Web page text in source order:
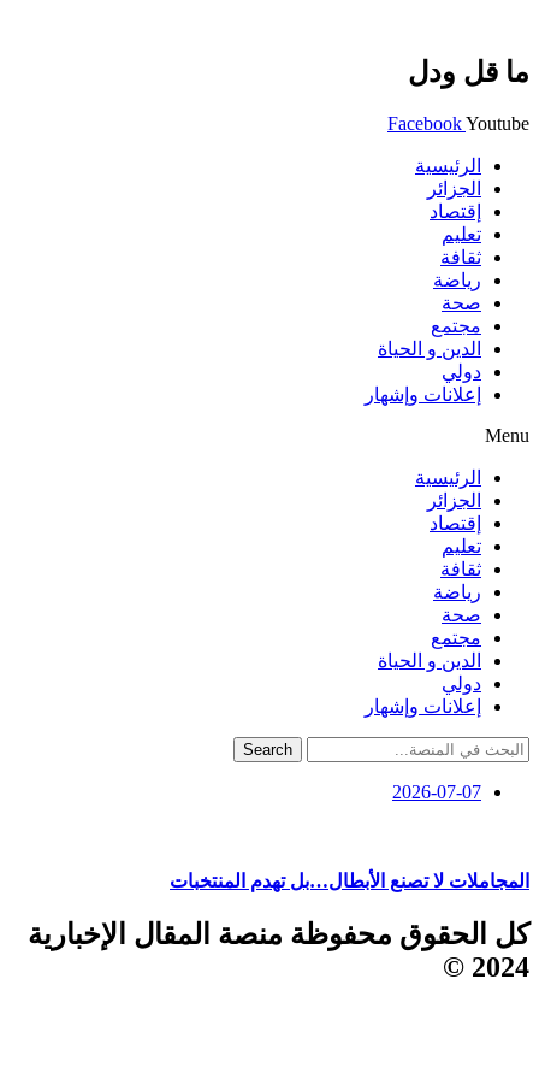
ما قل ودل
FacebookYoutube
الرئيسية
الجزائر
إقتصاد
تعليم
ثقافة
رياضة
صحة
مجتمع
الدين و الحياة
دولي
إعلانات وإشهار
Menu
الرئيسية
الجزائر
إقتصاد
تعليم
ثقافة
رياضة
صحة
مجتمع
الدين و الحياة
دولي
إعلانات وإشهار
Search
2026-07-07
المجاملات لا تصنع الأبطال…بل تهدم المنتخبات
كل الحقوق محفوظة منصة المقال الإخبارية
2024 ©